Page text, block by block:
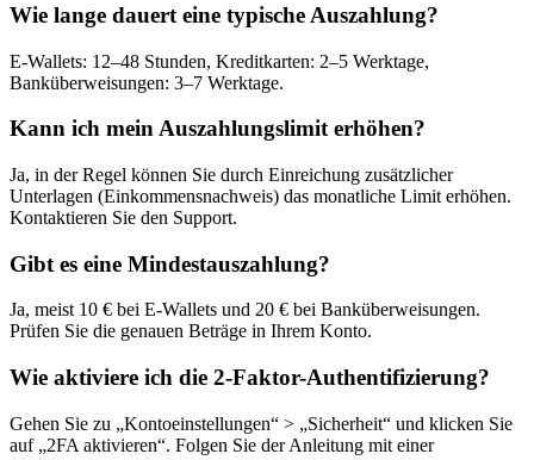
Wie lange dauert eine typische Auszahlung?
E-Wallets: 12–48 Stunden, Kreditkarten: 2–5 Werktage,
Banküberweisungen: 3–7 Werktage.
Kann ich mein Auszahlungslimit erhöhen?
Ja, in der Regel können Sie durch Einreichung zusätzlicher
Unterlagen (Einkommensnachweis) das monatliche Limit erhöhen.
Kontaktieren Sie den Support.
Gibt es eine Mindestauszahlung?
Ja, meist 10 € bei E-Wallets und 20 € bei Banküberweisungen.
Prüfen Sie die genauen Beträge in Ihrem Konto.
Wie aktiviere ich die 2-Faktor-Authentifizierung?
Gehen Sie zu „Kontoeinstellungen“ > „Sicherheit“ und klicken Sie
auf „2FA aktivieren“. Folgen Sie der Anleitung mit einer